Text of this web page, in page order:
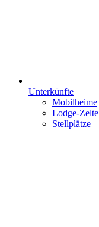
Unterkünfte
Mobilheime
Lodge-Zelte
Stellplätze